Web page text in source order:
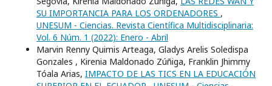
SU IMPORTANCIA PARA LOS ORDENADORES ,
UNESUM - Ciencias. Revista Científica Multidisciplinaria:
Vol. 6 Núm. 1 (2022): Enero - Abril
Marvin Renny Quimis Arteaga, Gladys Arelis Soledispa
Gonzales , Kirenia Maldonado Zúñiga, Franklin Jhimmy
Tóala Arias, IMPACTO DE LAS TICS EN LA EDUCACIÓN